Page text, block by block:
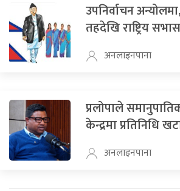
उपनिर्वाचन
तहदेखि राष्ट्रिय
अनलाइनपाना
प्रलोपाले
केन्द्रमा प्रतिनिधि
अनलाइनपाना